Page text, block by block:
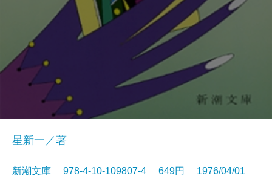
星新一／著
新潮文庫 978-4-10-109807-4 649円 1976/04/01